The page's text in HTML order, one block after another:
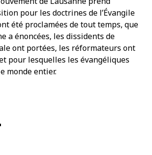
pour les doctrines de l’Évangile
été proclamées de tout temps, que
a énoncées, les dissidents de
ont portées, les réformateurs ont
pour lesquelles les évangéliques
monde entier.